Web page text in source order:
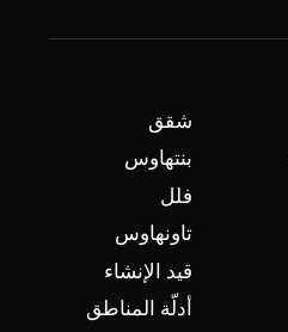
شقق
بنتهاوس
فلل
تاونهاوس
قيد الإنشاء
أدلّة المناطق